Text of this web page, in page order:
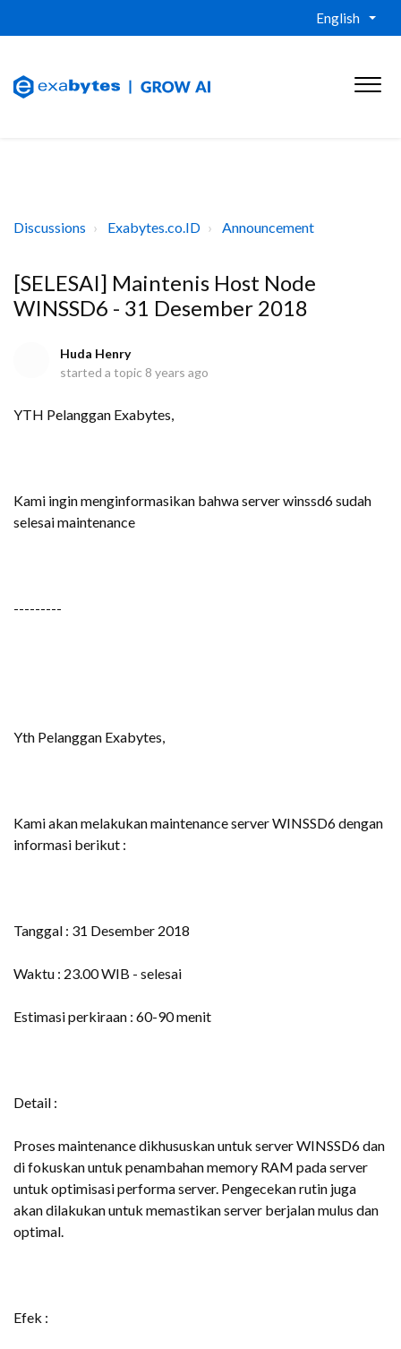
English
Discussions Exabytes.co.ID Announcement
[SELESAI] Maintenis Host Node
WINSSD6 - 31 Desember 2018
Huda Henry
started a topic 8 years ago
YTH Pelanggan Exabytes,
Kami ingin menginformasikan bahwa server winssd6 sudah
selesai maintenance
---------
Yth Pelanggan Exabytes,
Kami akan melakukan maintenance server WINSSD6 dengan
informasi berikut :
Tanggal : 31 Desember 2018
Waktu : 23.00 WIB - selesai
Estimasi perkiraan : 60-90 menit
Detail :
Proses maintenance dikhususkan untuk server WINSSD6 dan
di fokuskan untuk penambahan memory RAM pada server
untuk optimisasi performa server. Pengecekan rutin juga
akan dilakukan untuk memastikan server berjalan mulus dan
optimal.
Efek :